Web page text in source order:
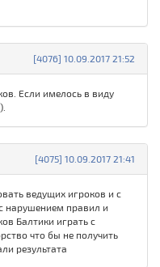
[4076] 10.09.2017 21:52
Если имелось в виду
[4075] 10.09.2017 21:41
ведущих игроков и с
нарушением правил и
Балтики играть с
что бы не получить
результата